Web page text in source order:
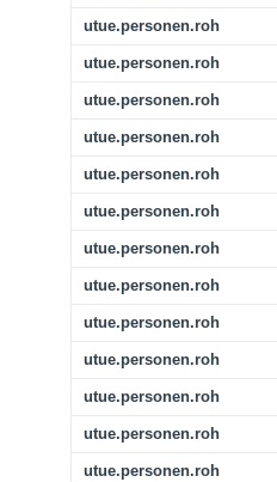
utue.personen.roh
utue.personen.roh
utue.personen.roh
utue.personen.roh
utue.personen.roh
utue.personen.roh
utue.personen.roh
utue.personen.roh
utue.personen.roh
utue.personen.roh
utue.personen.roh
utue.personen.roh
utue.personen.roh